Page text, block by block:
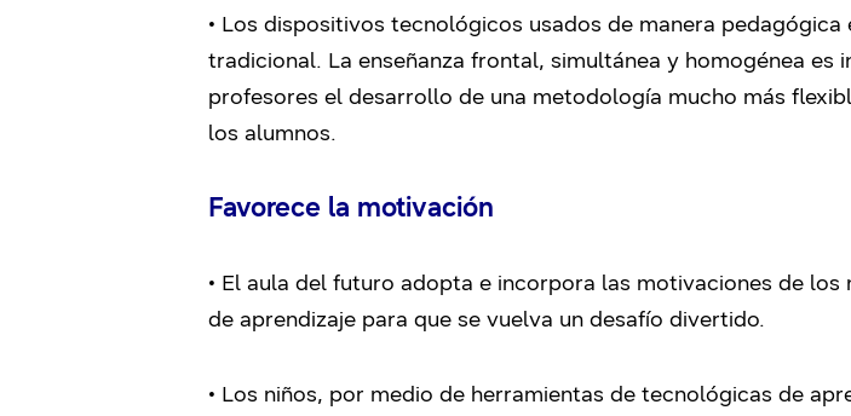
• Los dispositivos tecnológicos usados de manera
tradicional. La enseñanza frontal, simultánea y homogénea
profesores el desarrollo de una metodología mucho más
los alumnos.
Favorece la motivación
• El aula del futuro adopta e incorpora las motivaciones de
de aprendizaje para que se vuelva un desafío divertido.
• Los niños, por medio de herramientas de tecnológicas de